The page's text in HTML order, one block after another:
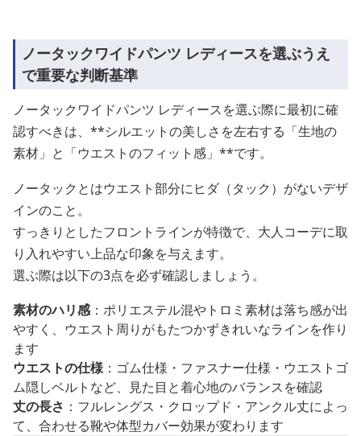
ノータックワイドパンツ レディースを選ぶうえ
で重要な判断基準
ノータックワイドパンツ レディースを選ぶ際に最初に確
認すべきは、**シルエットの美しさを左右する「生地の
素材」と「ウエストのフィット感」**です。
ノータックとはウエスト部分にヒダ（タック）がないデザ
インのこと。
すっきりとしたフロントラインが特徴で、大人コーデに取
り入れやすい上品な印象を与えます。
選ぶ際は以下の3点を必ず確認しましょう。
素材のハリ感：ポリエステル混やトロミ素材は落ち感が出
やすく、ウエスト周りがもたつかずきれいなラインを作り
ます
ウエストの仕様：ゴム仕様・ファスナー仕様・ウエストゴ
ム隠しベルトなど、見た目と着心地のバランスを確認
丈の長さ ：フルレングス・クロップド・アンクル丈によっ
て、合わせる靴や体型カバー効果が変わります